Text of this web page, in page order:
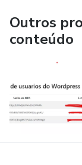
Outros
conteúdo